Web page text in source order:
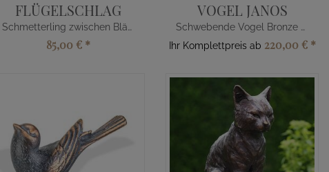
FLÜGELSCHLAG
Schmetterling zwischen Blättern
85,00 € *
VOGEL JANOS
Schwebende Vogel Bronze Tierfigur
Ihr Komplettpreis ab 220,00 € *